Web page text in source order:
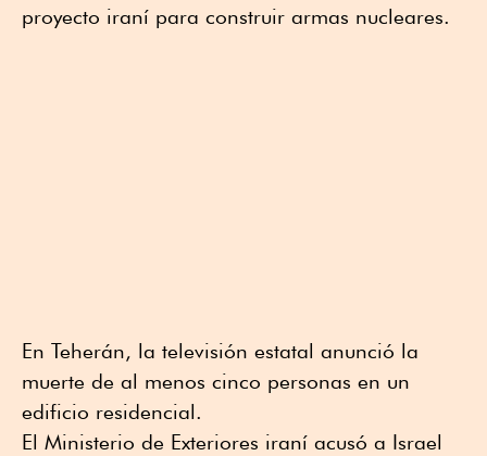
proyecto iraní para construir armas nucleares.
En Teherán, la televisión estatal anunció la
muerte de al menos cinco personas en un
edificio residencial.
El Ministerio de Exteriores iraní acusó a Israel